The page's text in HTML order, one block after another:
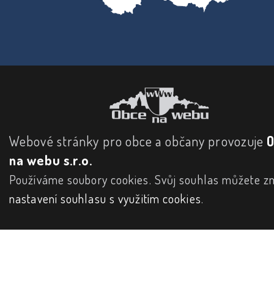
Webové stránky pro obce a občany provozuje
na webu s.r.o.
Používáme soubory cookies. Svůj souhlas můžete
nastavení souhlasu s využitím cookies.